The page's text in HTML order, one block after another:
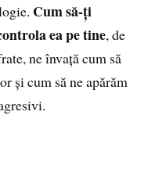
Cum să-ți
ea pe tine, de
ne învață cum să
și cum să ne apărăm